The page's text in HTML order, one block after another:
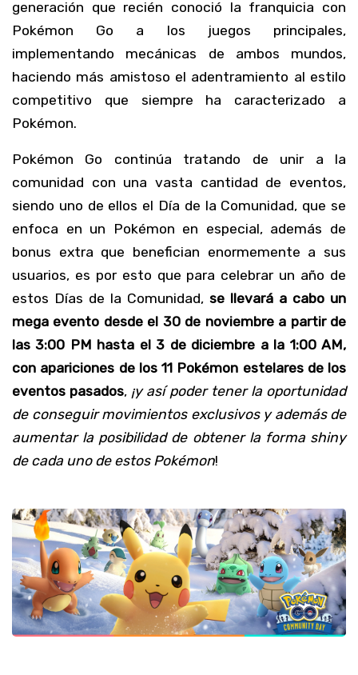
generación que recién conoció la franquicia con
Pokémon Go a los juegos principales,
implementando mecánicas de ambos mundos,
haciendo más amistoso el adentramiento al estilo
competitivo que siempre ha caracterizado a
Pokémon.
Pokémon Go continúa tratando de unir a la
comunidad con una vasta cantidad de eventos,
siendo uno de ellos el Día de la Comunidad, que se
enfoca en un Pokémon en especial, además de
bonus extra que benefician enormemente a sus
usuarios, es por esto que para celebrar un año de
estos Días de la Comunidad, se llevará a cabo un
mega evento desde el 30 de noviembre a partir de
las 3:00 PM hasta el 3 de diciembre a la 1:00 AM,
con apariciones de los 11 Pokémon estelares de los
eventos pasados, ¡y así poder tener la oportunidad
de conseguir movimientos exclusivos y además de
aumentar la posibilidad de obtener la forma shiny
de cada uno de estos Pokémon!